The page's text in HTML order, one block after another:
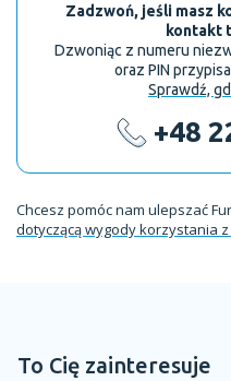
Zadzwoń, jeśli masz
kontakt
Dzwoniąc z numeru
oraz PIN
Sprawdź,
+48
Chcesz pomóc nam ulepszać
dotyczącą wygody korzystania
To Cię zainteresuje